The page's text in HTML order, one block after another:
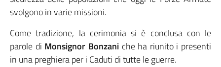
svolgono in varie missioni.
Come tradizione, la cerimonia si è conclusa con le
parole di Monsignor Bonzaniche ha riunito i presenti
in una preghiera per i Caduti di tutte le guerre.